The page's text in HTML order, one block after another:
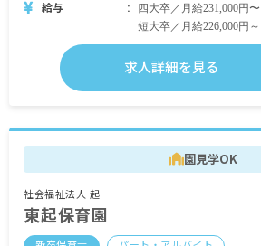
給与
四大卒／月給231,000円〜
短大卒／月給226,000円～
各種手当43,000円含む
支給）。
昇給年1回
求人詳細を見る
園見学OK
社会福祉法人 起
東起保育園